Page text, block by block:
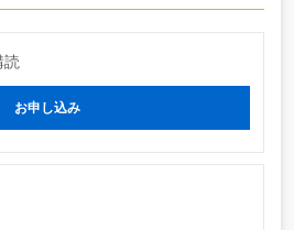
、税制の動向を全体の流れを踏まえて説明す
読
お申し込み